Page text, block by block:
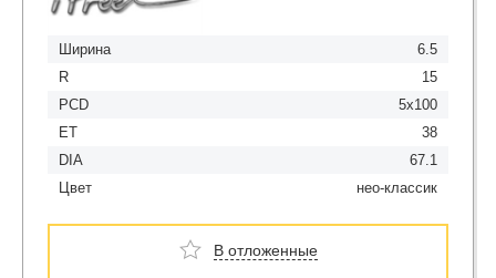
Ширина
6.5
R
15
PCD
5x100
ET
38
DIA
67.1
Цвет
нео-классик
В отложенные